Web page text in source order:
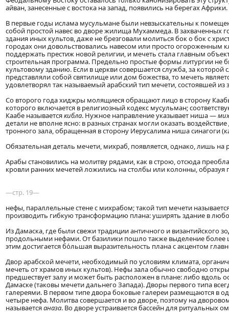
айван, занесенные с востока на запад, появились на берегах Африки.
В первые годы ислама мусульмане были невзыскательны к
собой простой навес во дворе жилища Мухаммеда. В захваченных
здания иных культов, даже не брезговали молиться бок о бок с
городах они довольствовались навесом или просто огороженным
поддержать престиж новой религии, и мечеть стала главным
строительная программа. Предельно простые формы литургии не
культовому зданию. Если в церкви совершается служба, за
представляли собой святилище или дом божества, то мечеть
удовлетворял так называемый арабский тип мечети, состоявшей
Со второго года хиджры молящиеся обращают лицо в сторону
которого включается в религиозный кодекс мусульман;
Каабе называетсякибла. Нужное направление указывает ниша —
детали не вполне ясно: в разных странах могли оказать
тронного зала, обращенная в сторону Иерусалима ниша синагоги
Обязательная деталь мечети, михраб, появляется, однако, лишь на
Арабы становились на молитву рядами, как в строю, отсюда
кровли ранних мечетей ложились на столбы или колонны, образуя
—стр. 19—
нефы, параллельные стене с михрабом; такой тип мечети
производить гибкую трансформацию плана: уширять здание в
Из Дамаска, где были свежи традиции античного и византийского
продольными нефами. От базилики пошло также выделение более
этим достигается бо́льшая выразительность плана с акцентом
Двор арабской мечети, необходимый по условиям климата,
мечеть от храмов иных культов). Нефы зала обычно свободно
предшествует залу и может быть расположен в плане: либо вдоль
Дамаске (таковы мечети дальнего Запада). Дворы первого типа
галереями. В первом типе двора боковые галереи размещаются в
четыре нефа. Молитва совершается и во дворе, поэтому на
называетсяаназа. Во дворе устраивается бассейн для ритуальных